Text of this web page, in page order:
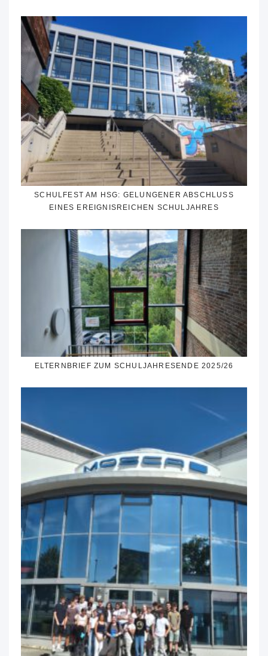
SCHULFEST AM HSG: GELUNGENER ABSCHLUSS
EINES EREIGNISREICHEN SCHULJAHRES
ELTERNBRIEF ZUM SCHULJAHRESENDE 2025/26